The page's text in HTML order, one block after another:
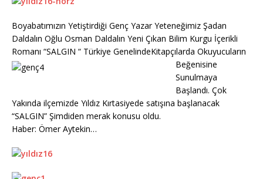
Boyabatımızın Yetiştirdiği Genç Yazar Yeteneğimiz Şadan
Daldalın Oğlu Osman Daldalın Yeni Çıkan Bilim Kurgu İçerikli
Romanı “SALGIN “ Türkiye GenelindeKitapçılarda Okuyucuların
Beğenisine
Sunulmaya
Başlandı. Çok
Yakında ilçemizde Yıldız Kırtasiyede satışına başlanacak
“SALGIN” Şimdiden merak konusu oldu.
Haber: Ömer Aytekin…